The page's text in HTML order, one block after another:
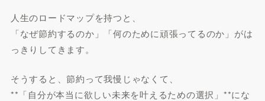
人生のロードマップを持つと、
「なぜ節約するのか」「何のために頑張ってるのか」がは
っきりしてきます。
そうすると、節約って我慢じゃなくて、
**「自分が本当に欲しい未来を叶えるための選択」**にな